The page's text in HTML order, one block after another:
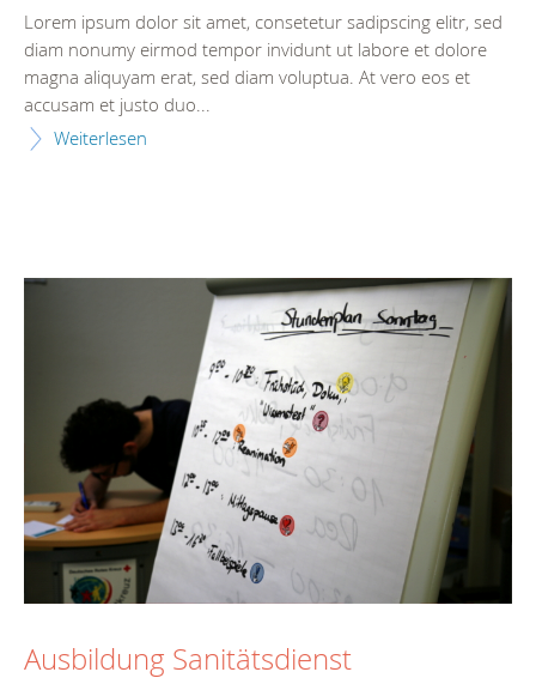
Lorem ipsum dolor sit amet, consetetur sadipscing elitr, sed
diam nonumy eirmod tempor invidunt ut labore et dolore
magna aliquyam erat, sed diam voluptua. At vero eos et
accusam et justo duo...
Weiterlesen
Ausbildung Sanitätsdienst